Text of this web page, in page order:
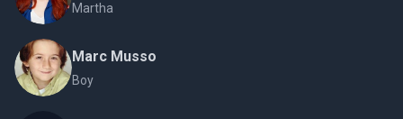
Martha
Marc Musso
Boy